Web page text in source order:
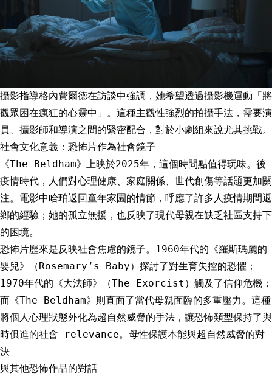
攝影指導格內費爾德在訪談中強調，她希望透過攝影機運動「將
觀眾困在瘋狂的心靈中」。這種主觀性強烈的拍攝手法，需要演
員、攝影師和導演之間的緊密配合，對於小劇組來說尤其挑戰。
社會文化意義：恐怖片作為社會鏡子
《The Beldham》上映於2025年，這個時間點值得玩味。後
疫情時代，人們對心理健康、家庭關係、世代創傷等話題更加關
注。電影中哈珀返回童年家園的情節，呼應了許多人疫情期間返
鄉的經驗；她的孤立無援，也反映了現代母親在缺乏社區支持下
的困境。
恐怖片歷來是反映社會焦慮的鏡子。1960年代的《羅斯瑪麗的
嬰兒》（Rosemary’s Baby）探討了對生育失控的恐懼；
1970年代的《大法師》（The Exorcist）觸及了信仰危機；
而《The Beldham》則直面了當代母親面臨的多重壓力。這種
將個人心理狀態外化為超自然威脅的手法，讓恐怖類型保持了與
時俱進的社會 relevance。母性保護本能與超自然威脅的對
決
與其他恐怖作品的對話